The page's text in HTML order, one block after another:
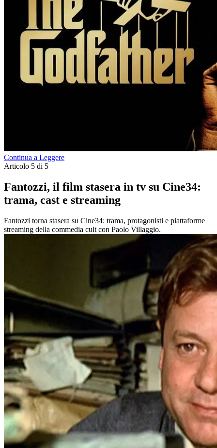
Continua a Leggere
Articolo 5 di 5
Fantozzi, il film stasera in tv su Cine34:
trama, cast e streaming
Fantozzi torna stasera su Cine34: trama, protagonisti e piattaforme
streaming della commedia cult con Paolo Villaggio.